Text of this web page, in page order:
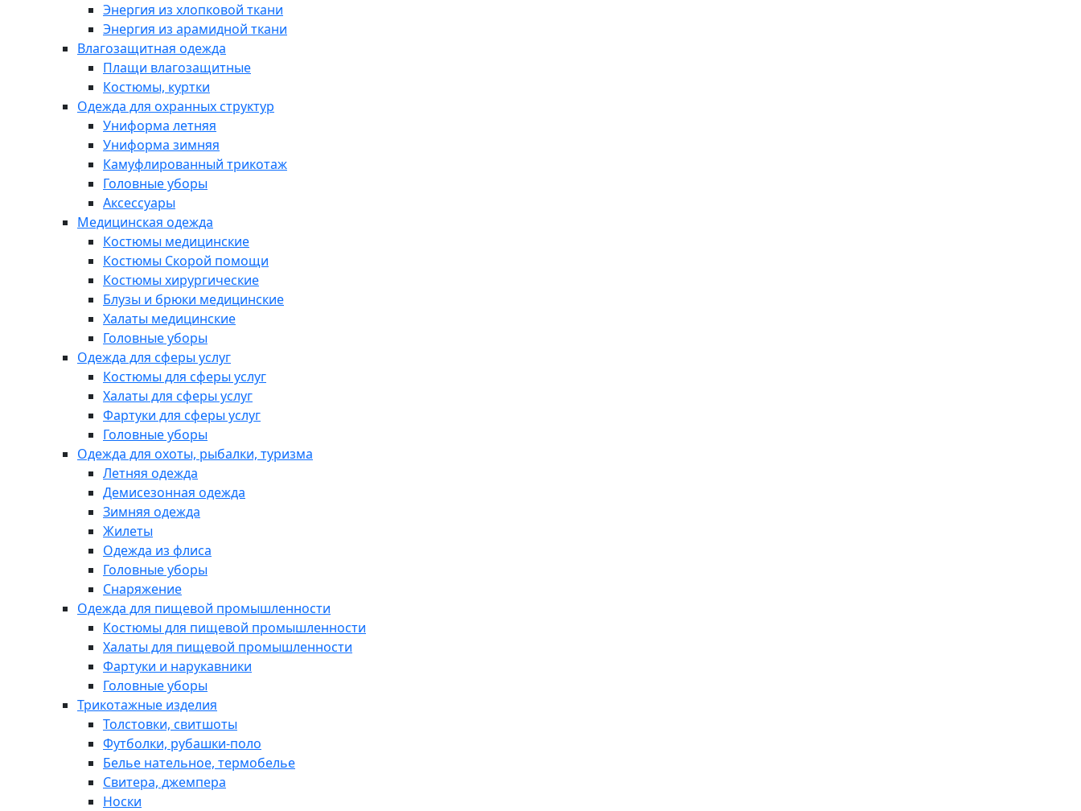
Энергия из хлопковой ткани
Энергия из арамидной ткани
Влагозащитная одежда
Плащи влагозащитные
Костюмы, куртки
Одежда для охранных структур
Униформа летняя
Униформа зимняя
Камуфлированный трикотаж
Головные уборы
Аксессуары
Медицинская одежда
Костюмы медицинские
Костюмы Скорой помощи
Костюмы хирургические
Блузы и брюки медицинские
Халаты медицинские
Головные уборы
Одежда для сферы услуг
Костюмы для сферы услуг
Халаты для сферы услуг
Фартуки для сферы услуг
Головные уборы
Одежда для охоты, рыбалки, туризма
Летняя одежда
Демисезонная одежда
Зимняя одежда
Жилеты
Одежда из флиса
Головные уборы
Снаряжение
Одежда для пищевой промышленности
Костюмы для пищевой промышленности
Халаты для пищевой промышленности
Фартуки и нарукавники
Головные уборы
Трикотажные изделия
Толстовки, свитшоты
Футболки, рубашки-поло
Белье нательное, термобелье
Свитера, джемпера
Носки